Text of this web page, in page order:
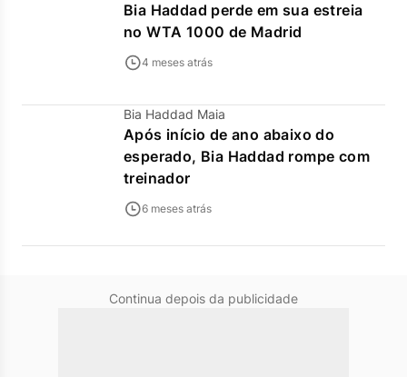
Bia Haddad perde em sua estreia
no WTA 1000 de Madrid
4 meses atrás
Bia Haddad Maia
Após início de ano abaixo do
esperado, Bia Haddad rompe com
treinador
6 meses atrás
Continua depois da publicidade